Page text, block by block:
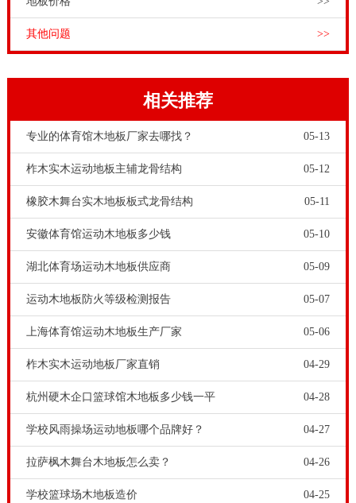
其他问题 >>
相关推荐
专业的体育馆木地板厂家去哪找？ 05-13
柞木实木运动地板主辅龙骨结构 05-12
橡胶木舞台实木地板板式龙骨结构 05-11
安徽体育馆运动木地板多少钱 05-10
湖北体育场运动木地板供应商 05-09
运动木地板防火等级检测报告 05-07
上海体育馆运动木地板生产厂家 05-06
柞木实木运动地板厂家直销 04-29
杭州硬木企口篮球馆木地板多少钱一平 04-28
学校风雨操场运动地板哪个品牌好？ 04-27
拉萨枫木舞台木地板怎么卖？ 04-26
学校篮球场木地板造价 04-25